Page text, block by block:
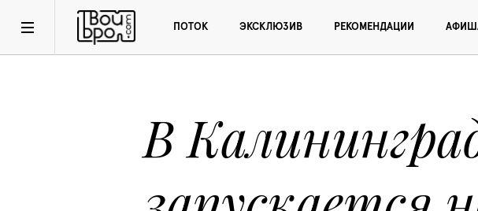
ПОТОК ЭКСКЛЮЗИВ РЕКОМЕНДАЦИИ
В